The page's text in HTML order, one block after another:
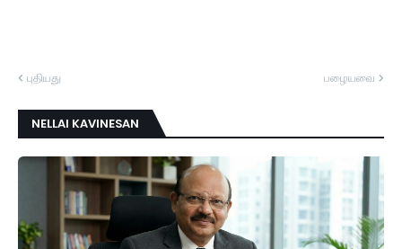
புதியது பழையவை
NELLAI KAVINESAN